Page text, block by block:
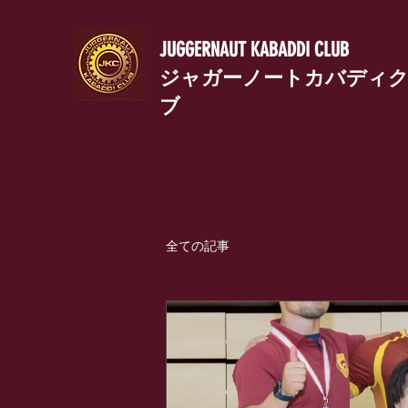
JUGGERNAUT KABADDI CLUB
ジャガーノートカバディ
ブ
全ての記事